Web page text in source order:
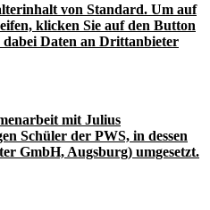
von Standard. Um auf
klicken Sie auf den Button
dabei Daten an Drittanbieter
mit Julius
Schüler der PWS, in dessen
GmbH, Augsburg) umgesetzt.